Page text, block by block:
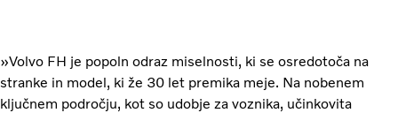
»Volvo FH je popoln odraz miselnosti, ki se osredotoča na
stranke in model, ki že 30 let premika meje. Na nobenem
ključnem področju, kot so udobje za voznika, učinkovita